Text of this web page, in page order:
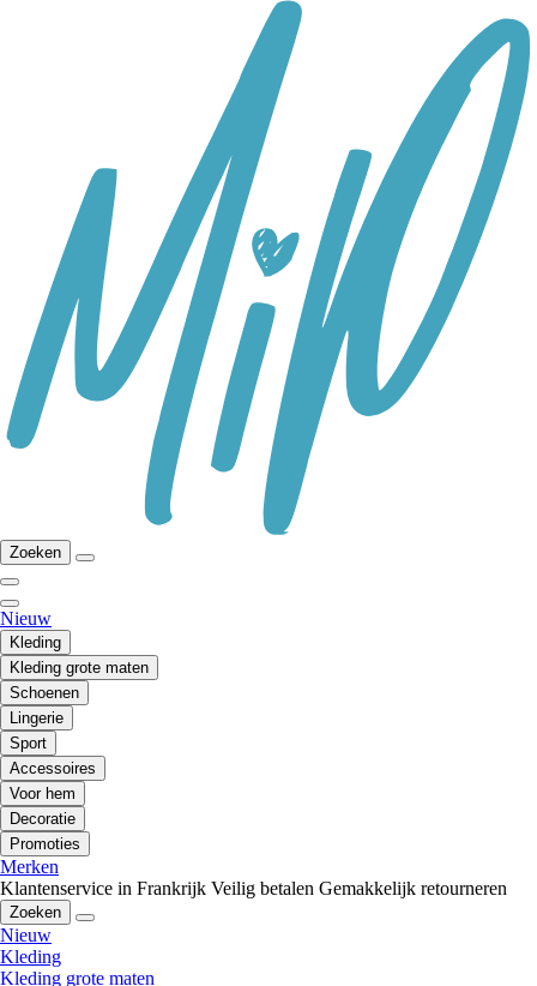
Zoeken
Nieuw
Kleding
Kleding grote maten
Schoenen
Lingerie
Sport
Accessoires
Voor hem
Decoratie
Promoties
Merken
Klantenservice in Frankrijk Veilig betalen Gemakkelijk retourneren
Zoeken
Nieuw
Kleding
Kleding grote maten